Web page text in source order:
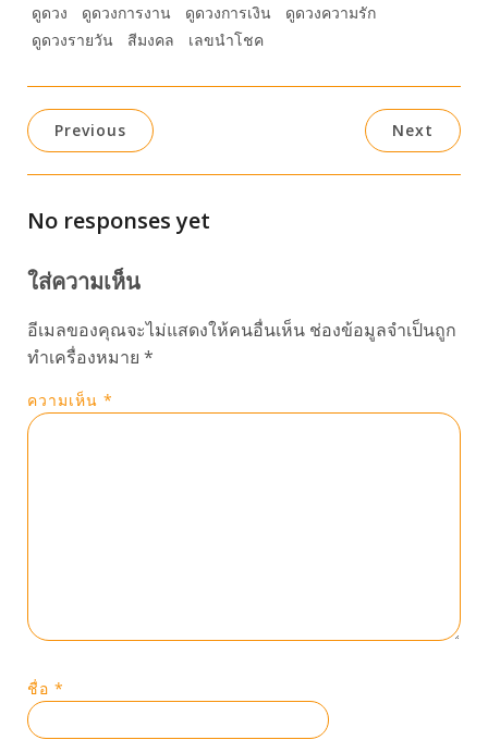
ดูดวง
ดูดวงการงาน ดูดวงการเงิน
ดูดวงความรัก
ดูดวงรายวัน
สีมงคล เลขนำโชค
Previous Next
No responses yet
ใส่ความเห็น
อีเมลของคุณจะไม่แสดงให้คนอื่นเห็น ช่องข้อมูลจำเป็นถูก
ทำเครื่องหมาย *
ความเห็น *
ชื่อ *